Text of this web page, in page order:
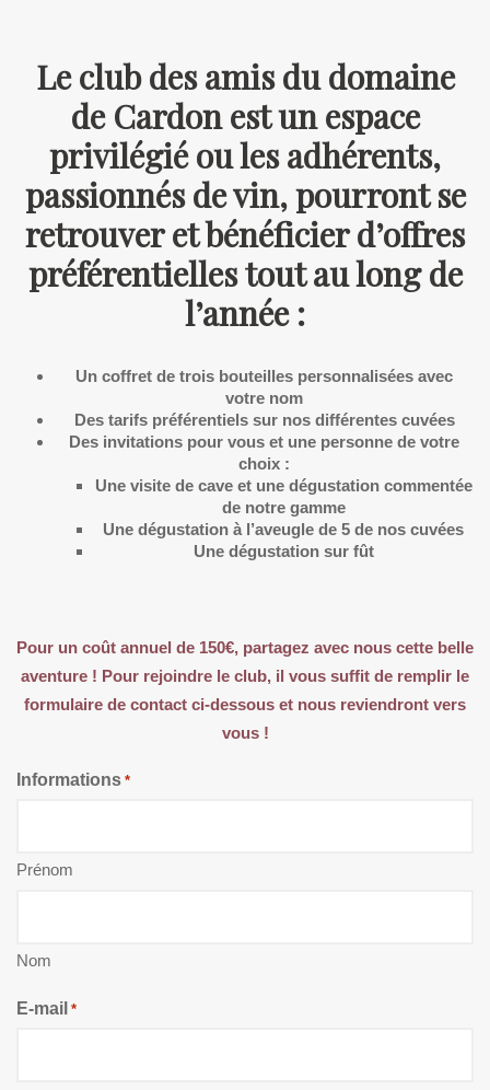
Le club des amis du domaine
de Cardon est un espace
privilégié ou les adhérents,
passionnés de vin, pourront se
retrouver et bénéficier d’offres
préférentielles tout au long de
l’année :
Un coffret de trois bouteilles personnalisées avec
votre nom
Des tarifs préférentiels sur nos différentes cuvées
Des invitations pour vous et une personne de votre
choix :
Une visite de cave et une dégustation commentée
de notre gamme
Une dégustation à l’aveugle de 5 de nos cuvées
Une dégustation sur fût
Pour un coût annuel de 150€, partagez avec nous cette belle
aventure ! Pour rejoindre le club, il vous suffit de remplir le
formulaire de contact ci-dessous et nous reviendront vers
vous !
Informations *
Prénom
Nom
E-mail *